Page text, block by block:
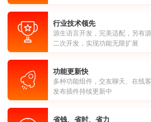
行业技术领先
源生语言开发，完美适配，另有
二次开发，实现功能无限扩展
功能更新快
多种功能组件，交友聊天、在线
发布插件持续更新中
省钱、省时、省力